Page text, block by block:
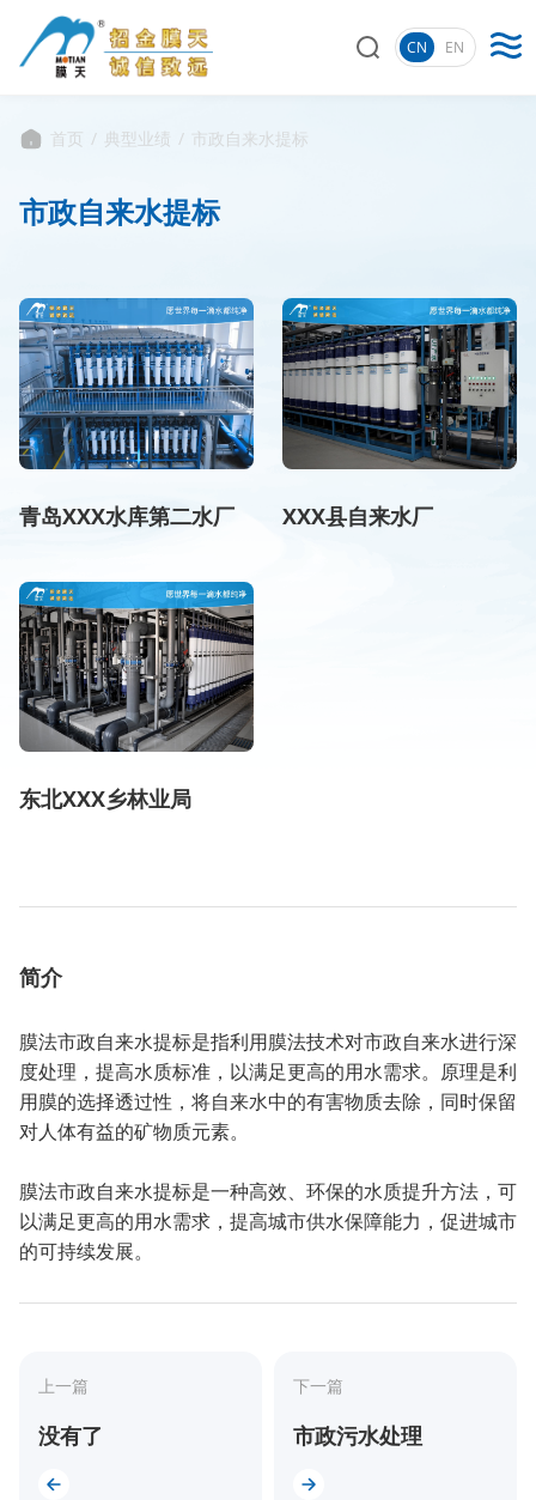
CN EN
首页 / 典型业绩 / 市政自来水提标
市政自来水提标
青岛XXX水库第二水厂 XXX县自来水厂
东北XXX乡林业局
简介
膜法市政自来水提标是指利用膜法技术对市政自来水进行深
度处理，提高水质标准，以满足更高的用水需求。原理是利
用膜的选择透过性，将自来水中的有害物质去除，同时保留
对人体有益的矿物质元素。
膜法市政自来水提标是一种高效、环保的水质提升方法，可
以满足更高的用水需求，提高城市供水保障能力，促进城市
的可持续发展。
上一篇
没有了
下一篇
市政污水处理